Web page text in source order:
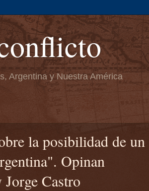
Argentina y Nuestra América
la posibilidad de un
Opinan
Castro